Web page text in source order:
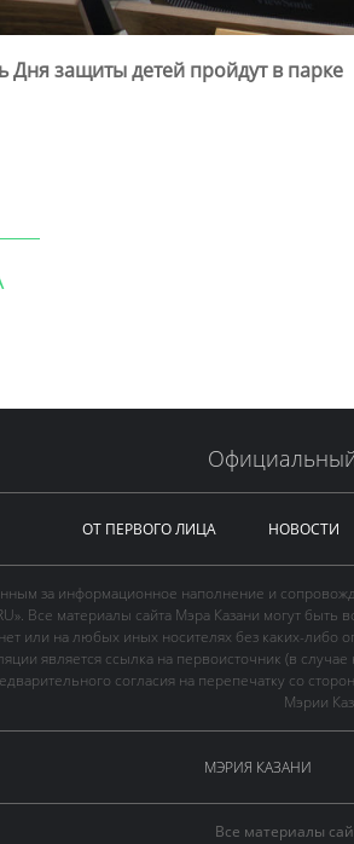
защиты детей пройдут в парке
ОТ ПЕРВОГО ЛИЦА НОВОСТИ
за информационное наполнение и
Все материалы сайта Мэра Казани могут
или на любых иных носителях без каких-либо
является ссылка на первоисточник (в
согласия на перепечатку со
Мэрии
МЭРИЯ КАЗАНИ
Все материалы